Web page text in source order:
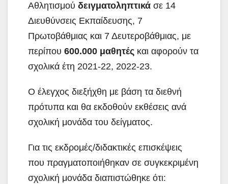
Αθλητισμού δειγματοληπτικά σε 14
Διευθύνσεις Εκπαίδευσης, 7
Πρωτοβάθμιας και 7 Δευτεροβάθμιας, με
περίπου 600.000 μαθητές και αφορούν τα
σχολικά έτη 2021-22, 2022-23.
Ο έλεγχος διεξήχθη με βάση τα διεθνή
πρότυπα και θα εκδοθούν εκθέσεις ανά
σχολική μονάδα του δείγματος.
Για τις εκδρομές/διδακτικές επισκέψεις
που πραγματοποιήθηκαν σε συγκεκριμένη
σχολική μονάδα διαπιστώθηκε ότι: